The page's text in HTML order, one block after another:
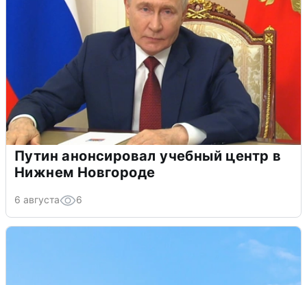
Путин анонсировал учебный центр в
Нижнем Новгороде
6 августа 6